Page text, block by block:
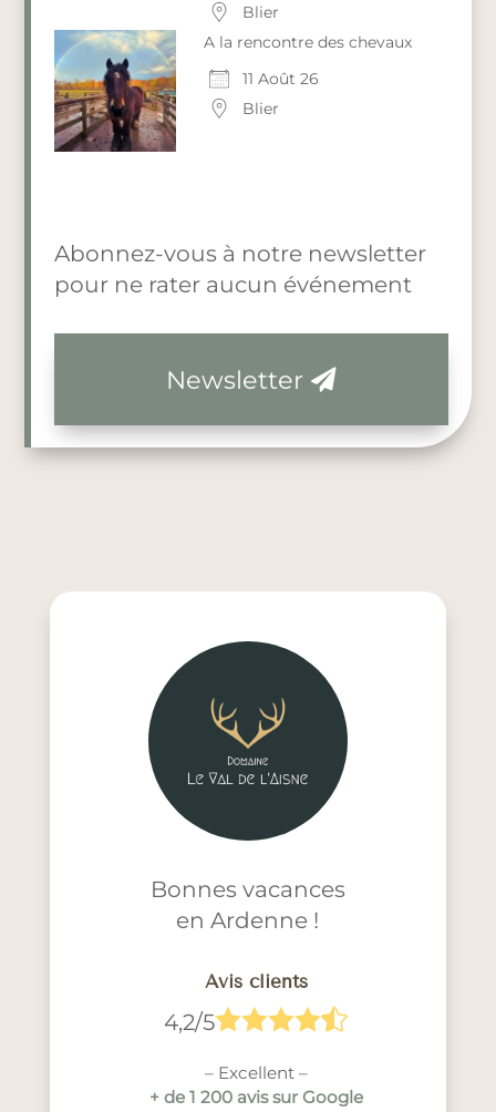
Blier
A la rencontre des chevaux
11 Août 26
Blier
Abonnez-vous à notre newsletter
pour ne rater aucun événement
Newsletter
Bonnes vacances
en Ardenne !
Avis clients
4,2/5
– Excellent –
+ de 1 200 avis sur Google